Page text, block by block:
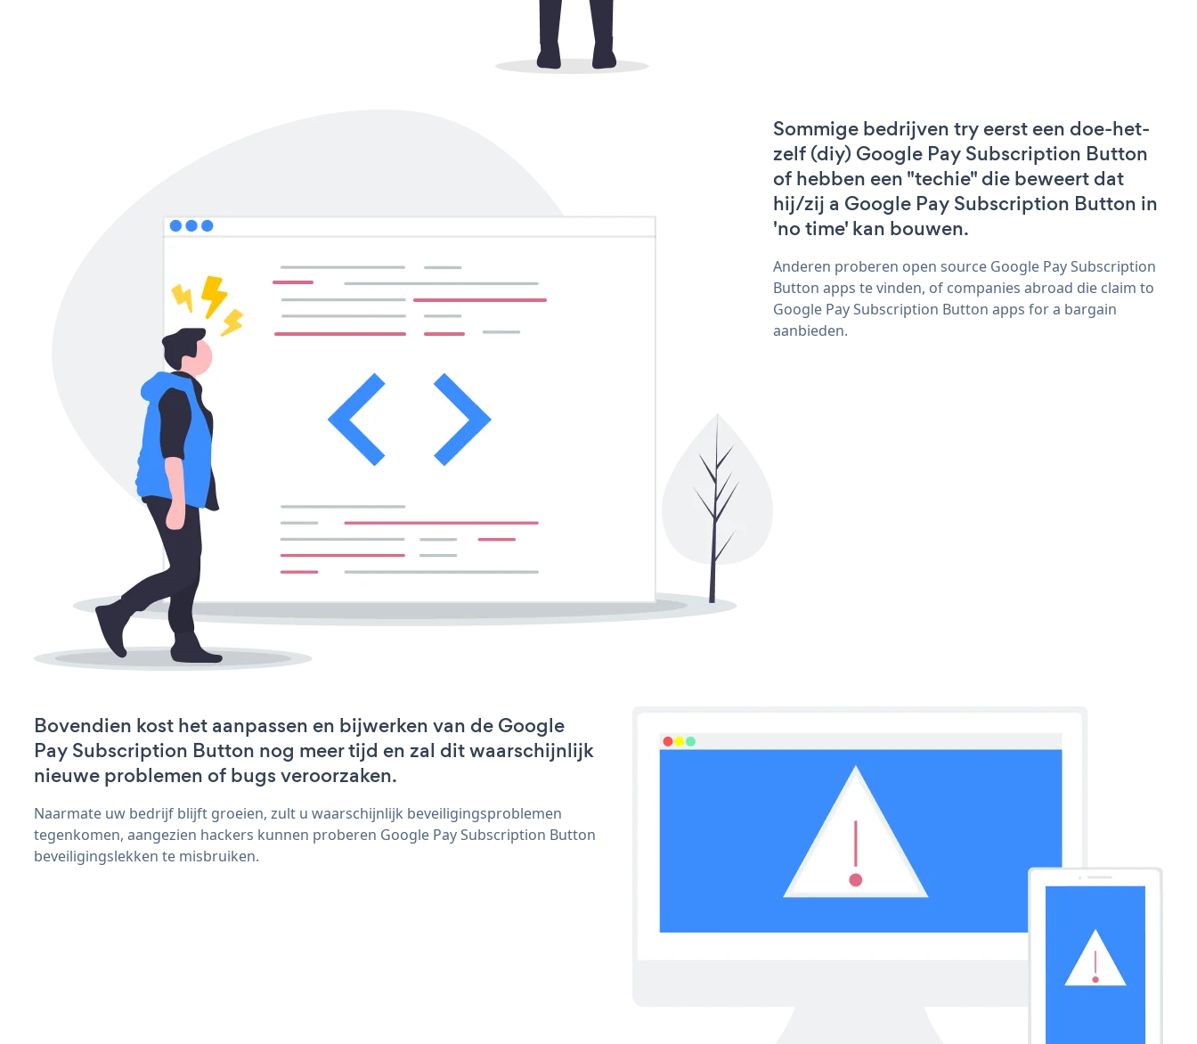
Sommige bedrijven try eerst een doe-het-
zelf (diy) Google Pay Subscription Button
of hebben een "techie" die beweert dat
hij/zij a Google Pay Subscription Button in
'no time' kan bouwen.
Anderen proberen open source Google Pay Subscription
Button apps te vinden, of companies abroad die claim to
Google Pay Subscription Button apps for a bargain
aanbieden.
Bovendien kost het aanpassen en bijwerken van de Google
Pay Subscription Button nog meer tijd en zal dit waarschijnlijk
nieuwe problemen of bugs veroorzaken.
Naarmate uw bedrijf blijft groeien, zult u waarschijnlijk beveiligingsproblemen
tegenkomen, aangezien hackers kunnen proberen Google Pay Subscription Button
beveiligingslekken te misbruiken.